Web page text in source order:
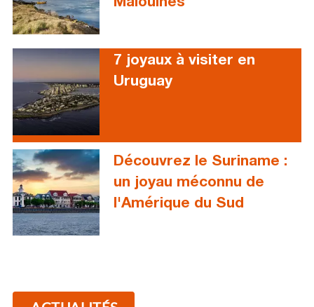
7 joyaux à visiter en
Uruguay
Découvrez le Suriname :
un joyau méconnu de
l'Amérique du Sud